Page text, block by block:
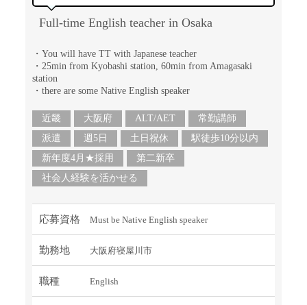
Full-time English teacher in Osaka
・You will have TT with Japanese teacher
・25min from Kyobashi station, 60min from Amagasaki
station
・there are some Native English speaker
近畿 大阪府 ALT/AET
常勤講師
派遣
週5日 土日祝休
駅徒歩10分以内
新年度4月★採用
第二新卒
社会人経験を活かせる
応募資格 Must be Native English speaker
勤務地 大阪府寝屋川市
職種 English